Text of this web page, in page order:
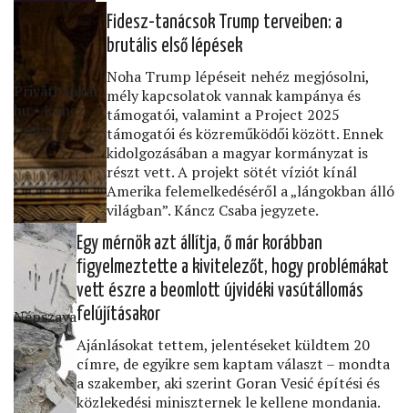
Privátbankár․
hu • Káncz
Csaba
Fidesz-tanácsok Trump terveiben: a
brutális első lépések
Noha Trump lépéseit nehéz megjósolni,
mély kapcsolatok vannak kampánya és
támogatói, valamint a Project 2025
támogatói és közreműködői között. Ennek
kidolgozásában a magyar kormányzat is
részt vett. A projekt sötét víziót kínál
Amerika felemelkedéséről a „lángokban álló
világban”. Káncz Csaba jegyzete.
Népszava
Egy mérnök azt állítja, ő már korábban
ﬁgyelmeztette a kivitelezőt, hogy problémákat
vett észre a beomlott újvidéki vasútállomás
felújításakor
Ajánlásokat tettem, jelentéseket küldtem 20
címre, de egyikre sem kaptam választ – mondta
a szakember, aki szerint Goran Vesić építési és
közlekedési miniszternek le kellene mondania.